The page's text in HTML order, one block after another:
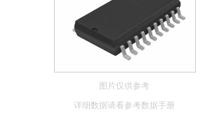
图片仅供参考
详细数据请看参考数据手册